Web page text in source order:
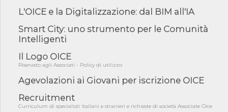
04/08/26 - CdS: partecipazione alla gara non equivale ad
acquiescenza r...
04/08/26 - DL Infrastrutture approvato alla Camera, passa ora al
03/08/26 - TAR Piemonte: RUP può avvalersi di consulente
esterno per v...
03/08/26 - Gruppo FS: nel primo semestre 2026 3 mld di
03/08/26 - Conferenza Obiettivo Export: Imprese e Territori del
L'OICE e la Digitalizzazione: dal BIM all'IA
Smart City: uno strumento per le Comunità
Intelligenti
Il Logo OICE
Riservato agli Associati - Policy di utilizzo
Agevolazioni ai Giovani per iscrizione OICE
Recruitment
Curriculum di specialisti italiani e stranieri e richieste di società Associate Oice